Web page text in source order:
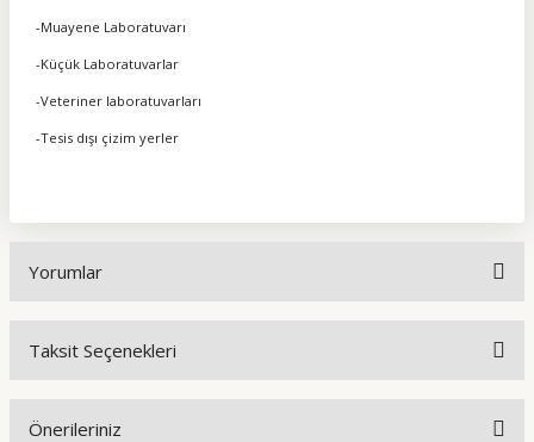
-Muayene Laboratuvarı
-Küçük Laboratuvarlar
-Veteriner laboratuvarları
-Tesis dışı çizim yerler
Yorumlar
Taksit Seçenekleri
Önerileriniz